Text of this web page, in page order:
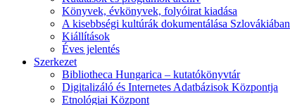
Könyvek, évkönyvek, folyóirat kiadása
A kisebbségi kultúrák dokumentálása Szlovákiában
Kiállítások
Éves jelentés
Szerkezet
Bibliotheca Hungarica – kutatókönyvtár
Digitalizáló és Internetes Adatbázisok Központja
Etnológiai Központ